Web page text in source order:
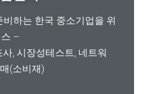
m
하는 한국 중소기업을 위
–
, 시장성테스트, 네트워
(소비재)